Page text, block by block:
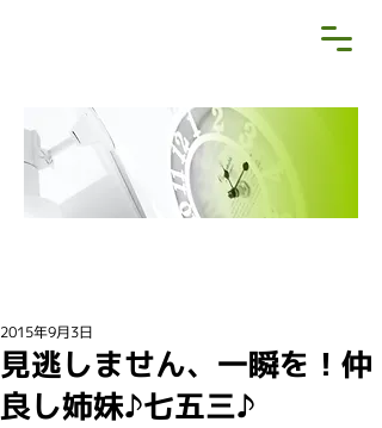
見逃しません、一瞬を！仲
良し姉妹♪七五三♪
2015年9月3日